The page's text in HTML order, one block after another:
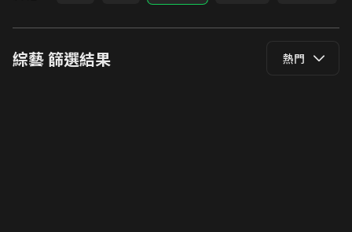
綜藝篩選結果 熱門